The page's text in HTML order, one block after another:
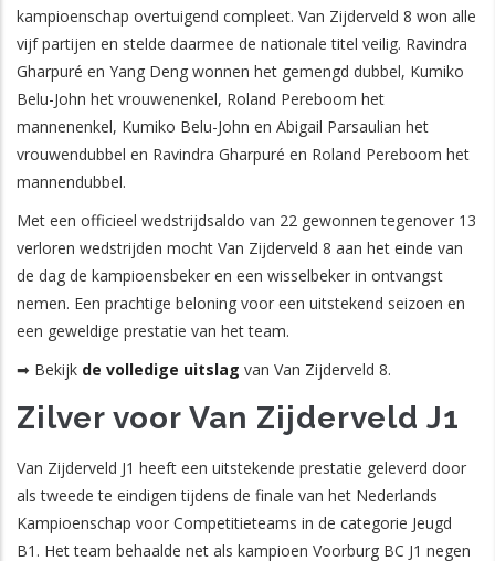
kampioenschap overtuigend compleet. Van Zijderveld 8 won alle
vijf partijen en stelde daarmee de nationale titel veilig. Ravindra
Gharpuré en Yang Deng wonnen het gemengd dubbel, Kumiko
Belu-John het vrouwenenkel, Roland Pereboom het
mannenenkel, Kumiko Belu-John en Abigail Parsaulian het
vrouwendubbel en Ravindra Gharpuré en Roland Pereboom het
mannendubbel.
Met een officieel wedstrijdsaldo van 22 gewonnen tegenover 13
verloren wedstrijden mocht Van Zijderveld 8 aan het einde van
de dag de kampioensbeker en een wisselbeker in ontvangst
nemen. Een prachtige beloning voor een uitstekend seizoen en
een geweldige prestatie van het team.
➡ Bekijk de volledige uitslag van Van Zijderveld 8.
Zilver voor Van Zijderveld J1
Van Zijderveld J1 heeft een uitstekende prestatie geleverd door
als tweede te eindigen tijdens de finale van het Nederlands
Kampioenschap voor Competitieteams in de categorie Jeugd
B1. Het team behaalde net als kampioen Voorburg BC J1 negen